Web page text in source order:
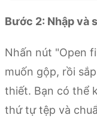
Bước 2: Nhập và
Nhấn nút "Open
muốn gộp, rồi
thiết. Bạn có thể
thứ tự tệp và